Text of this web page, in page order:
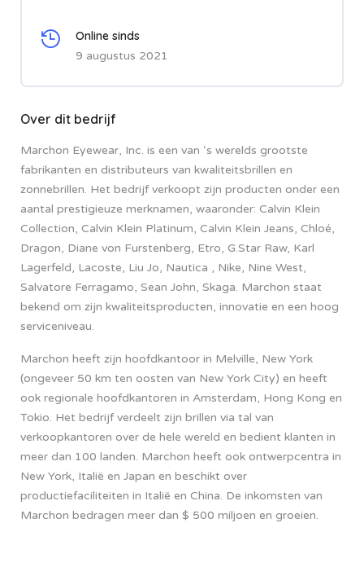
Over dit bedrijf
Marchon Eyewear, Inc. is een van ‘s werelds grootste
fabrikanten en distributeurs van kwaliteitsbrillen en
zonnebrillen. Het bedrijf verkoopt zijn producten onder een
aantal prestigieuze merknamen, waaronder: Calvin Klein
Collection, Calvin Klein Platinum, Calvin Klein Jeans, Chloé,
Dragon, Diane von Furstenberg, Etro, G.Star Raw, Karl
Lagerfeld, Lacoste, Liu Jo, Nautica , Nike, Nine West,
Salvatore Ferragamo, Sean John, Skaga. Marchon staat
bekend om zijn kwaliteitsproducten, innovatie en een hoog
serviceniveau.
Marchon heeft zijn hoofdkantoor in Melville, New York
(ongeveer 50 km ten oosten van New York City) en heeft
ook regionale hoofdkantoren in Amsterdam, Hong Kong en
Tokio. Het bedrijf verdeelt zijn brillen via tal van
verkoopkantoren over de hele wereld en bedient klanten in
meer dan 100 landen. Marchon heeft ook ontwerpcentra in
New York, Italië en Japan en beschikt over
productiefaciliteiten in Italië en China. De inkomsten van
Marchon bedragen meer dan $ 500 miljoen en groeien.
Online sinds
9 augustus 2021